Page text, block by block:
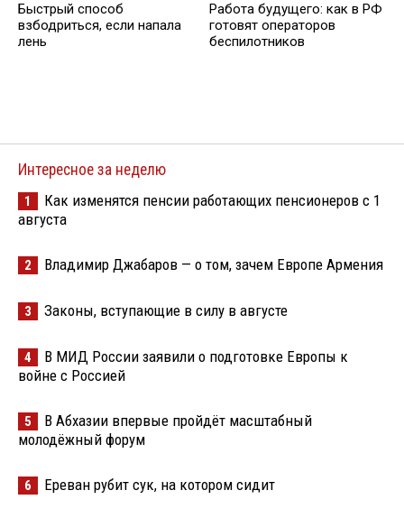
Быстрый способ
взбодриться, если напала
лень
Работа будущего: как в РФ
готовят операторов
беспилотников
Интересное за неделю
1
Как изменятся пенсии работающих пенсионеров с 1
августа
2 Владимир Джабаров — о том, зачем Европе Армения
3 Законы, вступающие в силу в августе
4
В МИД России заявили о подготовке Европы к
войне с Россией
5
В Абхазии впервые пройдёт масштабный
молодёжный форум
6 Ереван рубит сук, на котором сидит